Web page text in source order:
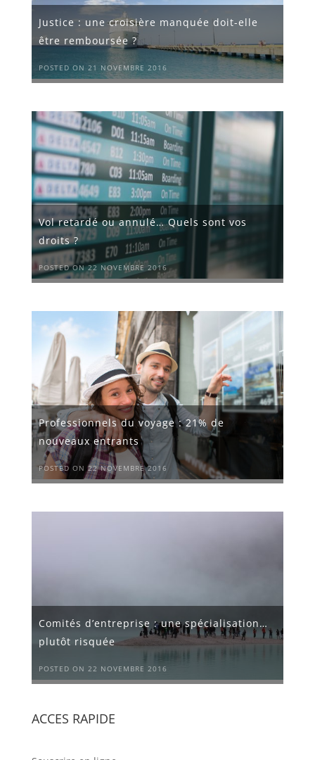
Justice : une croisière manquée doit-elle
être remboursée ?
POSTED ON 21 NOVEMBRE 2016
Vol retardé ou annulé… Quels sont vos
droits ?
POSTED ON 22 NOVEMBRE 2016
Professionnels du voyage : 21% de
nouveaux entrants
POSTED ON 22 NOVEMBRE 2016
Comités d’entreprise : une spécialisation…
plutôt risquée
POSTED ON 22 NOVEMBRE 2016
ACCES RAPIDE